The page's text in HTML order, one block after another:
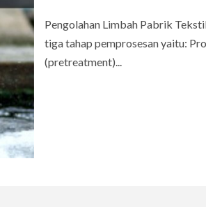
Pengolahan Limbah Pabrik
tiga tahap pemprosesan yaitu:
(pretreatment)...